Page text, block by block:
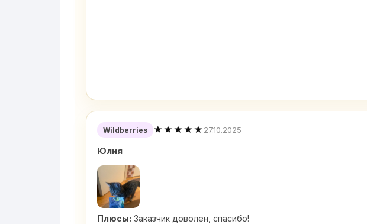
Wildberries ★★★★★ 27.10.2025
Юлия
Плюсы: Заказчик доволен, спасибо!